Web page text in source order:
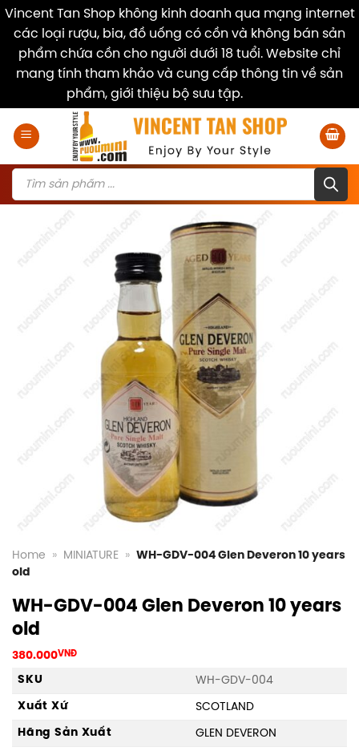
Vincent Tan Shop không kinh doanh qua mạng internet
các loại rượu, bia, đồ uống có cồn và không bán sản
phẩm chứa cồn cho người dưới 18 tuổi. Website chỉ
mang tính tham khảo và cung cấp thông tin về sản
phẩm, giới thiệu bộ sưu tập.
Products
search
Home » MINIATURE » WH-GDV-004 Glen Deveron 10 years
old
WH-GDV-004 Glen Deveron 10 years
old
380.000VNĐ
SKU
WH-GDV-004
Xuất Xứ
SCOTLAND
Hãng Sản Xuất
GLEN DEVERON